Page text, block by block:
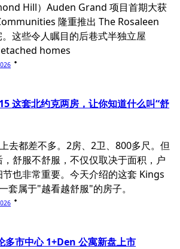
Hill）Auden Grand 项目首期大获
隆重推出 The Rosaleen
这些令人瞩目的后巷式半独立屋
homes
这套北约克两房，让你知道什么叫“舒
去都差不多。2房、2卫、800多尺。但
舒服不舒服，不仅仅取决于面积，户
也非常重要。今天介绍的这套 Kings
套属于"越看越舒服"的房子。
多市中心 1+Den 公寓新盘上市